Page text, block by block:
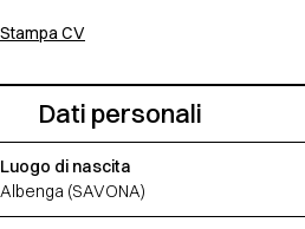
Stampa CV
Dati personali
Luogo di nascita
Albenga (SAVONA)